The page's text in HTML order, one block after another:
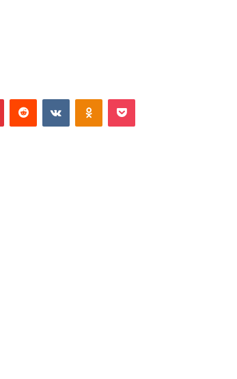
PinterestReddit VKontakteOdnoklassniki
Pocket